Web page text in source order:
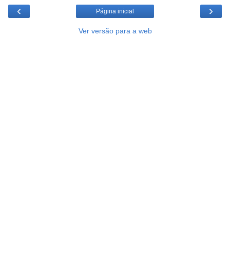
‹ ›
Página inicial
Ver versão para a web